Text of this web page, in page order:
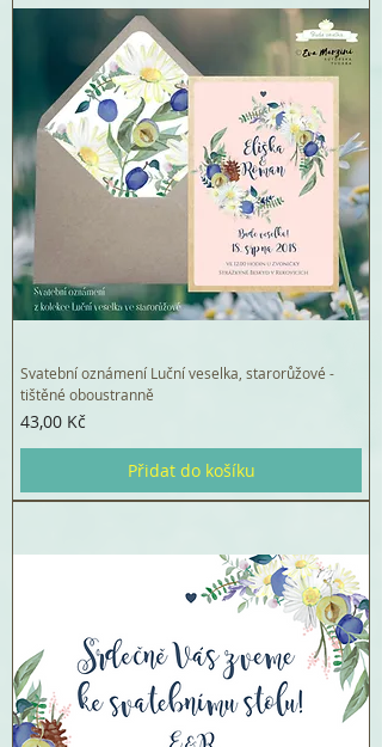
Svatební oznámení Luční veselka, starorůžové -
tištěné oboustranně
Cena
43,00 Kč
Přidat do košíku